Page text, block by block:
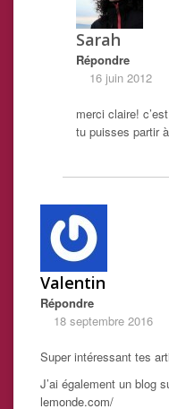
Sarah
Répondre
16 juin 2012
merci claire!
tu puisses partir
Valentin
Répondre
18 septembre 2016
Super intéressant tes
J’ai également un blog
lemonde.com/